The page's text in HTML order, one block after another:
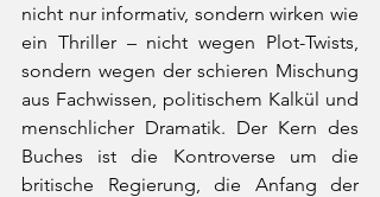
nicht nur informativ, sondern wirken wie
ein Thriller – nicht wegen Plot-Twists,
sondern wegen der schieren Mischung
aus Fachwissen, politischem Kalkül und
menschlicher Dramatik. Der Kern des
Buches ist die Kontroverse um die
britische Regierung, die Anfang der